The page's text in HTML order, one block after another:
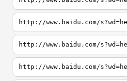
http://www.baidu.com/
http://www.baidu.com/
http://www.baidu.com/